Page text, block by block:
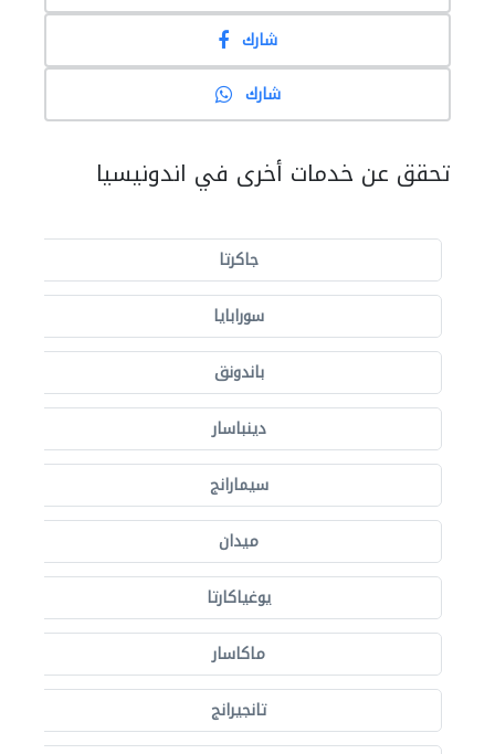
شارك
شارك
تحقق عن خدمات أخرى في اندونيسيا
جاكرتا
سورابايا
باندونق
دينباسار
سيمارانج
ميدان
يوغياكارتا
ماكاسار
تانجيرانج